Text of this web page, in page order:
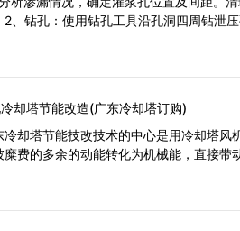
、钻孔：使用钻孔工具沿孔洞四周钻泄
却塔节能改造(广东冷却塔订购)
却塔节能技改技术的中心是用冷却塔风
费的多余的动能转化为机械能，直接带